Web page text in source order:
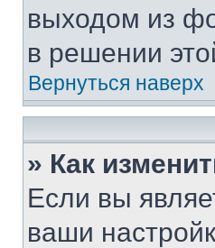
выходом из
в решении
Вернуться наверх
» Как
Если вы
ваши